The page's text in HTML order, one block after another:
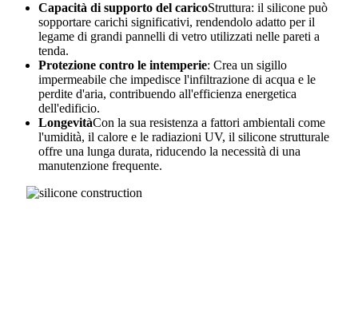
Capacità di supporto del caricoStruttura: il silicone può
sopportare carichi significativi, rendendolo adatto per il
legame di grandi pannelli di vetro utilizzati nelle pareti a
tenda.
Protezione contro le intemperie: Crea un sigillo
impermeabile che impedisce l'infiltrazione di acqua e le
perdite d'aria, contribuendo all'efficienza energetica
dell'edificio.
LongevitàCon la sua resistenza a fattori ambientali come
l'umidità, il calore e le radiazioni UV, il silicone strutturale
offre una lunga durata, riducendo la necessità di una
manutenzione frequente.